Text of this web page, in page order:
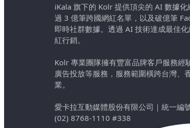
iKala 旗下的 Kolr 提供頂尖的 AI 數據
過 3 億筆跨國網紅名單，以及破億筆
即時社群數據。透過 AI 技術達成最佳
紅行銷。
Kolr 專業團隊擁有豐富品牌客戶服務經
廣告投放等服務，服務範圍橫跨台灣、
業。
愛卡拉互動媒體股份有限公司 ｜ 統一編
(02) 8768-1110 #338